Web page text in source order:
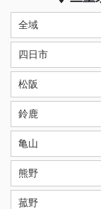
全域
四日市
松阪
鈴鹿
亀山
熊野
菰野